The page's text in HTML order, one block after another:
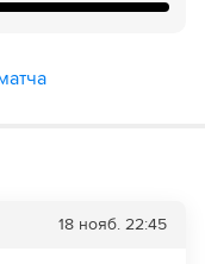
18 нояб. 22:45